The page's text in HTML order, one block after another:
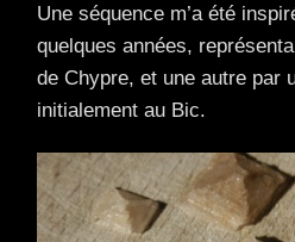
Une séquence m’a été
quelques années,
de Chypre, et une autre par
initialement au Bic.